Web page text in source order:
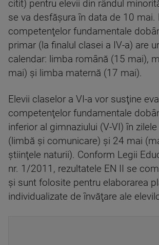
citit) pentru elevii din rândul
se va desfăşura în data de 10 mai.
competenţelor fundamentale
primar (la finalul clasei a IV-a) are
calendar: limba română (15 mai),
mai) şi limba maternă (17 mai).
Elevii claselor a VI-a vor susţine
competenţelor fundamentale
inferior al gimnaziului (V-VI) în
(limbă şi comunicare) şi 24 mai
ştiinţele naturii). Conform Legii
nr. 1/2011, rezultatele EN II se
şi sunt folosite pentru elaborarea
individualizate de învăţare ale